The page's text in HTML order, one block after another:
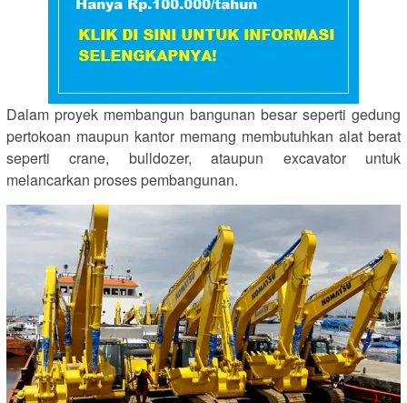
Dalam proyek membangun bangunan besar seperti gedung
pertokoan maupun kantor memang membutuhkan alat berat
seperti crane, bulldozer, ataupun excavator untuk
melancarkan proses pembangunan.